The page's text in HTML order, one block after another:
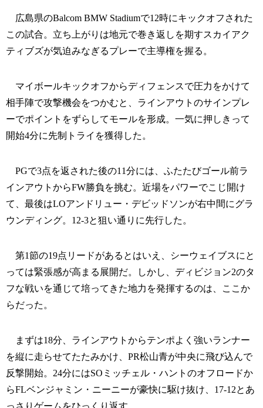
広島県のBalcom BMW Stadiumで12時にキックオフされた
この試合。立ち上がりは地元で巻き返しを期すスカイアク
ティブズが気迫みなぎるプレーで主導権を握る。
マイボールキックオフからディフェンスで圧力をかけて
相手陣で攻撃機会をつかむと、ラインアウトのサインプレ
ーでポイントをずらしてモールを形成。一気に押しきって
開始4分に先制トライを獲得した。
PGで3点を返された後の11分には、ふたたびゴール前ラ
インアウトからFW勝負を挑む。近場をパワーでこじ開け
て、最後はLOアンドリュー・デビッドソンが右中間にグラ
ウンディング。12-3と狙い通りに先行した。
第1節の19点リードがあるとはいえ、シーウェイブスにと
っては緊張感が高まる展開だ。しかし、ディビジョン2のタ
フな戦いを通じて培ってきた地力を発揮するのは、ここか
らだった。
まずは18分、ラインアウトからテンポよく強いランナー
を縦に走らせてたたみかけ、PR松山青が中央に飛び込んで
反撃開始。24分にはSOミッチェル・ハントのオフロードか
らFLベンジャミン・ニーニーが豪快に駆け抜け、17-12とあ